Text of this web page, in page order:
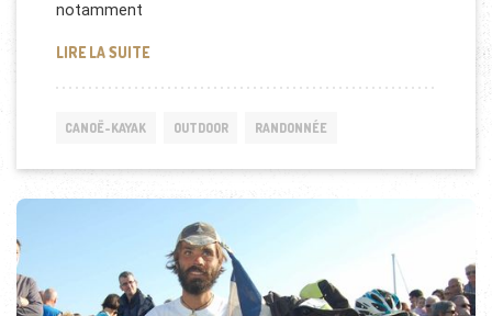
notamment
LIRE LA SUITETOUR DU MONDE EN BATEAU SOLAIRE
CANOË-KAYAK OUTDOOR RANDONNÉE